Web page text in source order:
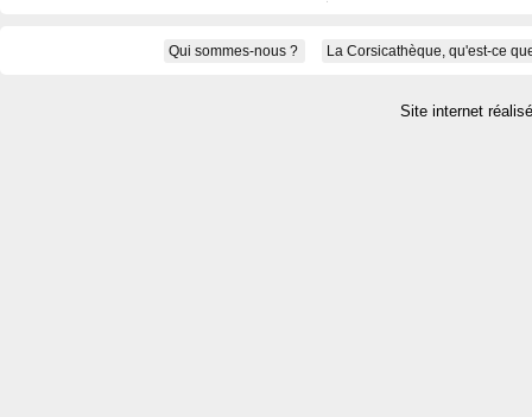
Qui sommes-nous ? La Corsicathèque, qu'est-ce
Site internet